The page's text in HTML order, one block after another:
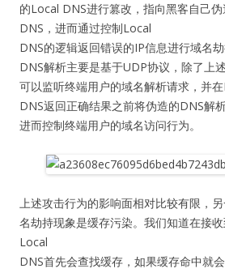
的Local DNS进行篡改，指向黑客自己
DNS，进而通过控制Local
DNS的逻辑返回错误的IP信息进行域名
DNS解析主要是基于UDP协议，除了上
可以监听终端用户的域名解析请求，并
DNS返回正确结果之前将伪造的DNS解
进而控制终端用户的域名访问行为。
上述攻击行为的影响面相对比较有限，
名劫持现象是缓存污染。我们知道在接收
Local
DNS首先会查找缓存，如果缓存命中就